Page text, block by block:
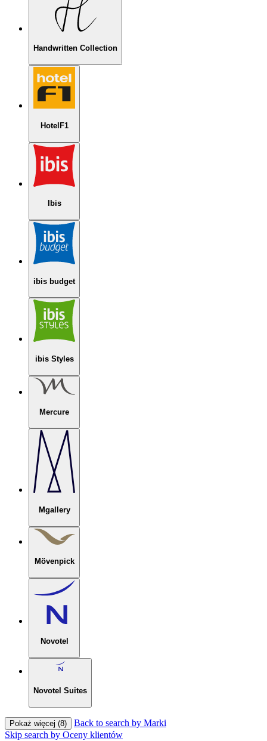
Handwritten Collection
HotelF1
Ibis
ibis budget
ibis Styles
Mercure
Mgallery
Mövenpick
Novotel
Novotel Suites
Pokaż więcej (8)
Back to search by Marki
Skip search by Oceny klientów